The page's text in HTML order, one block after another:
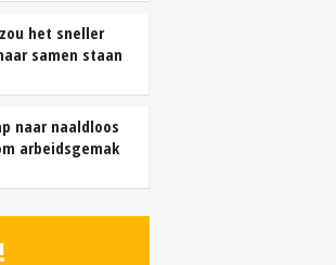
het sneller
samen staan
sterker'
naar naaldloos
arbeidsgemak